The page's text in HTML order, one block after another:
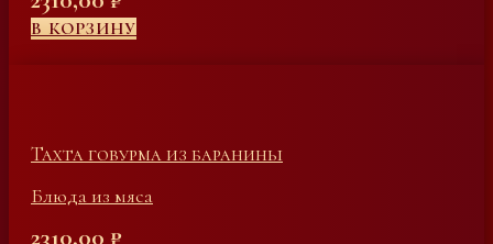
В КОРЗИНУ
Тахта говурма из баранины
Блюда из мяса
2310,00 ₽